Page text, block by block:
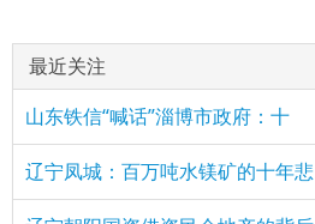
最近关注
山东铁信“喊话”淄博市政府：十
辽宁凤城：百万吨水镁矿的十年悲